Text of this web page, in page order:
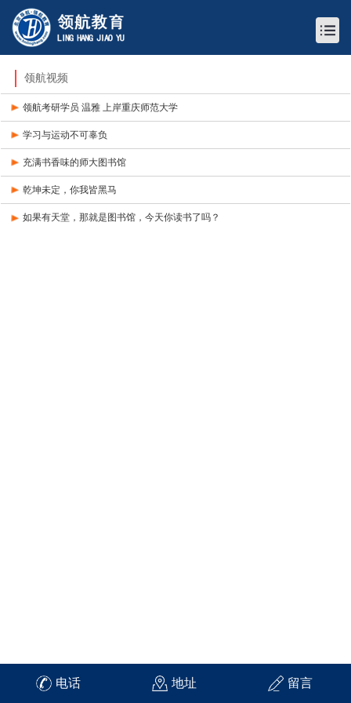
领航视频
领航考研学员 温雅 上岸重庆师范大学
学习与运动不可辜负
充满书香味的师大图书馆
乾坤未定，你我皆黑马
如果有天堂，那就是图书馆，今天你读书了吗？
电话 地址 留言